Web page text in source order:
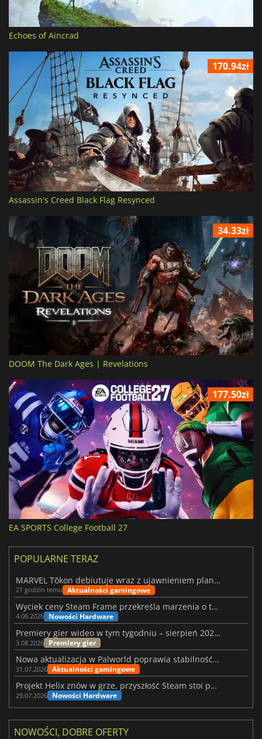
Echoes of Aincrad
170.94zł
Assassin's Creed Black Flag Resynced
34.33zł
DOOM The Dark Ages | Revelations
177.50zł
EA SPORTS College Football 27
POPULARNE TERAZ
MARVEL Tōkon debiutuje wraz z ujawnieniem planu rozwoju na pierwszy rok
21 godzin temu Aktualności gamingowe
Wyciek ceny Steam Frame przekreśla marzenia o tanim zestawie VR
4.08.2026 Nowości Hardware
Premiery gier wideo w tym tygodniu – sierpień 2026 r. (32. tydzień)
3.08.2026 Premiery gier
Nowa aktualizacja w Palworld poprawia stabilność Sunreach i walk z bossami
31.07.2026 Aktualności gamingowe
Projekt Helix znów w grze, przyszłość Steam stoi pod znakiem zapytania
29.07.2026 Nowości Hardware
NOWOŚCI, DOBRE OFERTY